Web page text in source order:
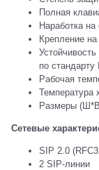
Полная
Наработка
Крепление
по стандарту
Рабочая
Температура
Размеры
Сетевые
SIP 2.0
2 SIP-линии